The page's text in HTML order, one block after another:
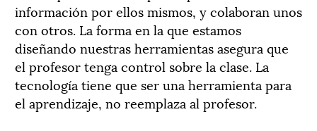
información por ellos mismos, y colaboran unos
con otros. La forma en la que estamos
diseñando nuestras herramientas asegura que
el profesor tenga control sobre la clase. La
tecnología tiene que ser una herramienta para
el aprendizaje, no reemplaza al profesor.